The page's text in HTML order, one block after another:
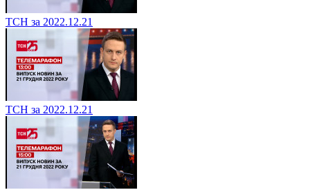
ТСН за 2022.12.21
ТСН за 2022.12.21